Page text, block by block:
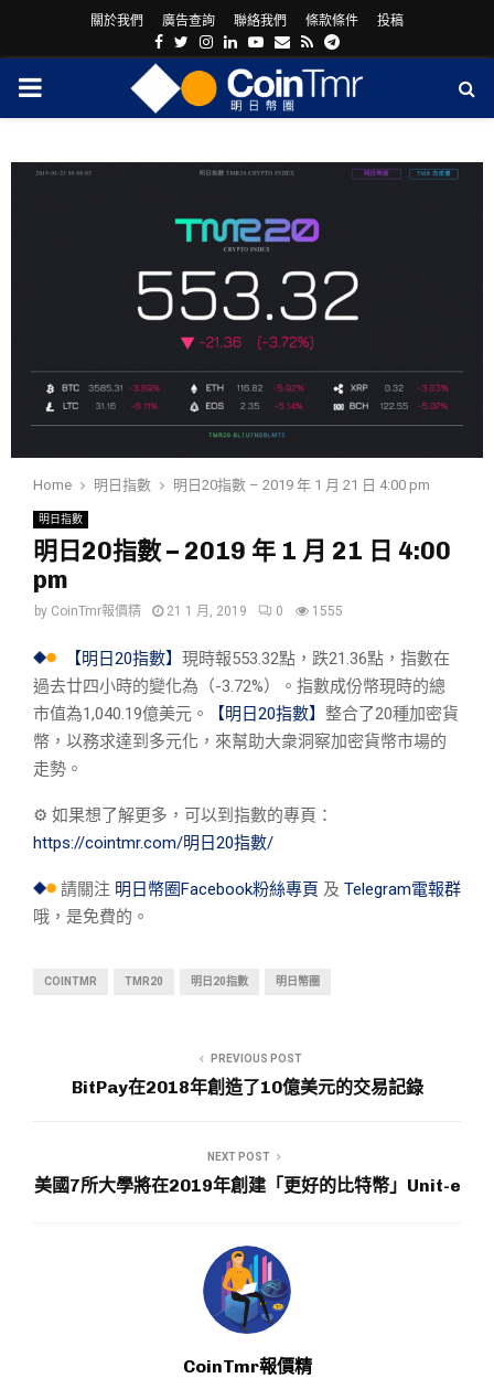
關於我們 廣告查詢 聯絡我們 條款條件 投稿
Facebook
Twitter
Instagram
LinkedinYoutube
Email
RssTelegram
PRIMARY
Home 明日指數 明日20指數 – 2019 年 1 月 21 日 4:00 pm
明日指數
明日20指數 – 2019 年 1 月 21 日 4:00
pm
by CoinTmr報價精 21 1 月, 2019 0 1555
【明日20指數】 現時報553.32點，跌21.36點，指數在
過去廿四小時的變化為（-3.72%）。指數成份幣現時的總
市值為1,040.19億美元。
【明日20指數】 整合了20種加密貨
幣，以務求達到多元化，來幫助大衆洞察加密貨幣市場的
走勢。
⚙︎ 如果想了解更多，可以到指數的專頁：
https://cointmr.com/明日20指數/
請關注 明日幣圈Facebook粉絲專頁 及 Telegram電報群
哦，是免費的。
COINTMR TMR20 明日20指數 明日幣圈
PREVIOUS POST
BitPay在2018年創造了10億美元的交易記錄
NEXT POST
美國7所大學將在2019年創建「更好的比特幣」Unit-e
CoinTmr報價精